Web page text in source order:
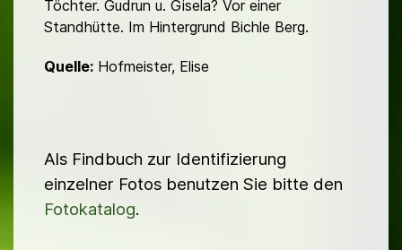
Töchter. Gudrun u. Gisela? Vor einer
Standhütte. Im Hintergrund Bichle Berg.
Quelle: Hofmeister, Elise
Als Findbuch zur Identifizierung
einzelner Fotos benutzen Sie bitte den
Fotokatalog.